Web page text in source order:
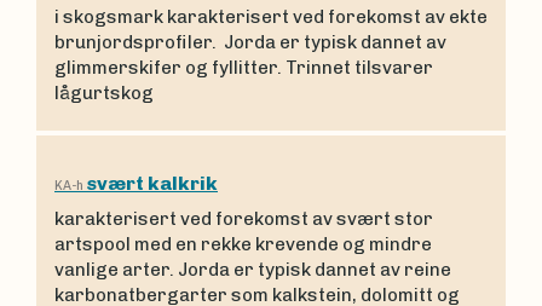
i skogsmark karakterisert ved forekomst av ekte
brunjordsprofiler. Jorda er typisk dannet av
glimmerskifer og fyllitter. Trinnet tilsvarer
lågurtskog
KA-h svært kalkrik
karakterisert ved forekomst av svært stor
artspool med en rekke krevende og mindre
vanlige arter. Jorda er typisk dannet av reine
karbonatbergarter som kalkstein, dolomitt og